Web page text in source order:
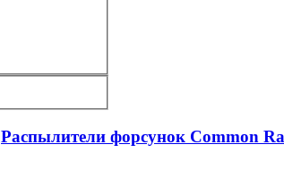
Распылители форсунок Common